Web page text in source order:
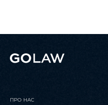
ПРО НАС